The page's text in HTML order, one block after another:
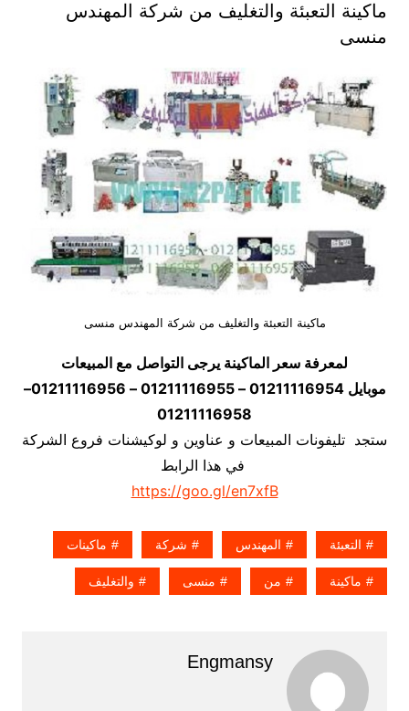
ماكينة التعبئة والتغليف من شركة المهندس
منسى
ماكينة التعبئة والتغليف من شركة المهندس منسى
لمعرفة سعر الماكينة يرجى التواصل مع المبيعات
موبايل 01211116954 – 01211116955 – 01211116956–
01211116958
ستجد تليفونات المبيعات و عناوين و لوكيشنات فروع الشركة
في هذا الرابط
https://goo.gl/en7xfB
التعبئة المهندس شركة ماكينات
ماكينة من منسى والتغليف
Engmansy